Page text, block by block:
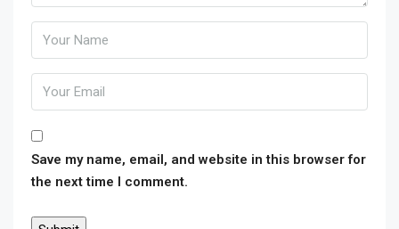
Save my name, email, and website in this browser for
the next time I comment.